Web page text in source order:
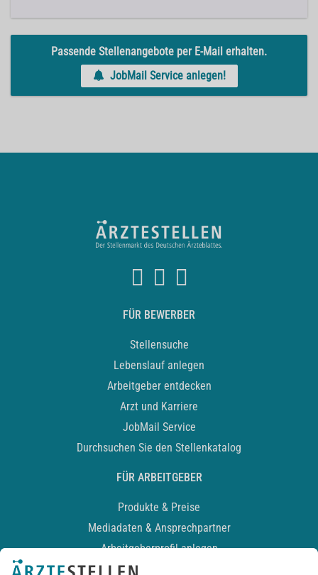
Passende Stellenangebote per E-Mail erhalten.
JobMail Service anlegen!
FÜR BEWERBER
Stellensuche
Lebenslauf anlegen
Arbeitgeber entdecken
Arzt und Karriere
JobMail Service
Durchsuchen Sie den Stellenkatalog
FÜR ARBEITGEBER
Produkte & Preise
Mediadaten & Ansprechpartner
Arbeitgeberprofil anlegen
Recruiting-Podcast